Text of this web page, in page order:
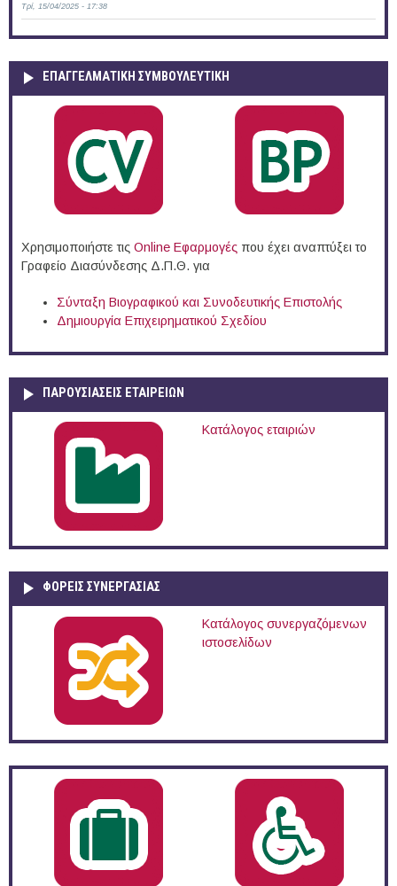
Τρί, 15/04/2025 - 17:38
ΕΠΑΓΓΕΛΜΑΤΙΚΉ ΣΥΜΒΟΥΛΕΥΤΙΚΉ
Χρησιμοποιήστε τις Online Eφαρμογές που έχει αναπτύξει το
Γραφείο Διασύνδεσης Δ.Π.Θ. για
Σύνταξη Βιογραφικού και Συνοδευτικής Επιστολής
Δημιουργία Επιχειρηματικού Σχεδίου
ΠΑΡΟΥΣΙΆΣΕΙΣ ΕΤΑΙΡΕΙΏΝ
Κατάλογος εταιριών
ΦΟΡΕΙΣ ΣΥΝΕΡΓΑΣΙΑΣ
Κατάλογος συνεργαζόμενων
ιστοσελίδων